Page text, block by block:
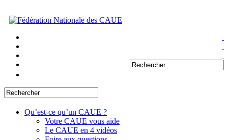
Qu’est-ce qu’un CAUE ?
Votre CAUE vous aide
Le CAUE en 4 vidéos